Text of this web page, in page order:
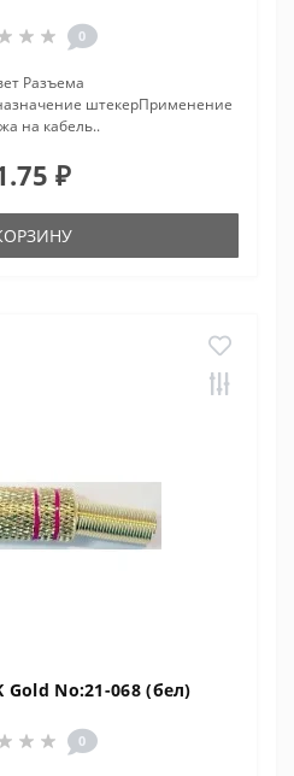
0
Разъема
штекерПрименение
на кабель..
₽
Gold No:21-068 (бел)
0